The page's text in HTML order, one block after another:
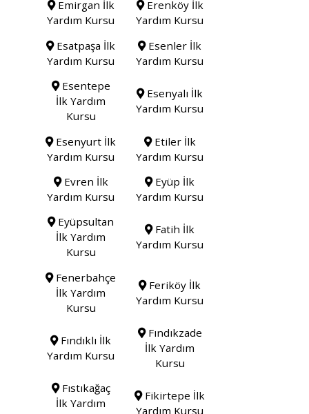
Emirgan İlk
Yardım Kursu
Erenköy İlk
Yardım Kursu
Esatpaşa İlk
Yardım Kursu
Esenler İlk
Yardım Kursu
Esentepe
İlk Yardım
Kursu
Esenyalı İlk
Yardım Kursu
Esenyurt İlk
Yardım Kursu
Etiler İlk
Yardım Kursu
Evren İlk
Yardım Kursu
Eyüp İlk
Yardım Kursu
Eyüpsultan
İlk Yardım
Kursu
Fatih İlk
Yardım Kursu
Fenerbahçe
İlk Yardım
Kursu
Feriköy İlk
Yardım Kursu
Fındıklı İlk
Yardım Kursu
Fındıkzade
İlk Yardım
Kursu
Fıstıkağaç
İlk Yardım
Fikirtepe İlk
Yardım Kursu